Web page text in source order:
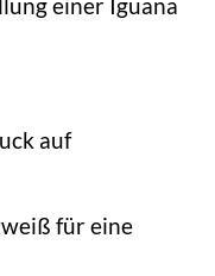
einer Iguana
auf
für eine